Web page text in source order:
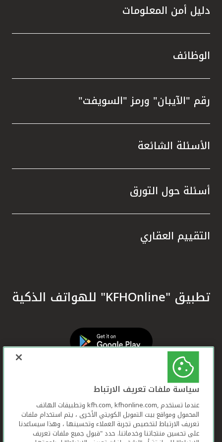
دليل أمن المعلومات
الوظائف
رقم "الآيبان" ورمز "السويفت"
الأسئلة الشائعة
أسئلة حول التورق
التقييم العقاري
تطبيق "KFHOnline" للهواتف الذكية
سياسة ملفات تعريف الارتباط
عندما تستخدم ,kfh.com, kfhonline.com وتطبيقات الهاتف
المحمول ومواقع بيت التمويل الكويتي الأخرى ، يتم استخدام ملفات
تعريف الارتباط لتخصيص تجربة العملاء وتحسينها ، وهذا سيساعدنا
على تحسين منتجاتنا وخدماتنا. حدد "قبول جميع ملفات تعريف